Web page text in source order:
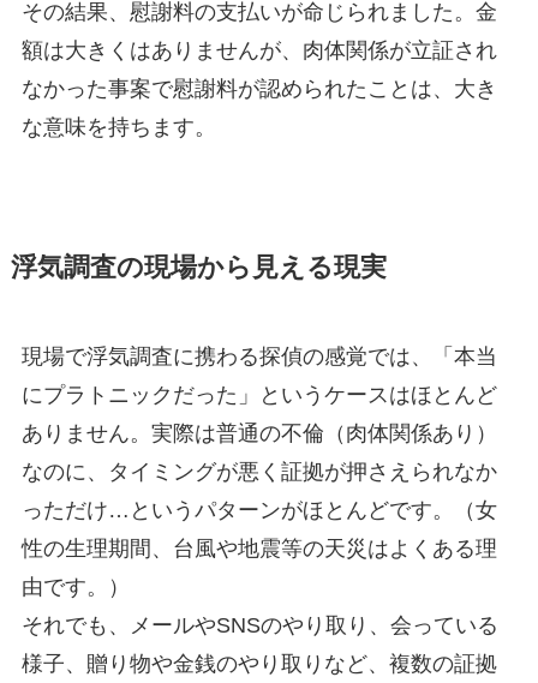
その結果、慰謝料の支払いが命じられました。金
額は大きくはありませんが、肉体関係が立証され
なかった事案で慰謝料が認められたことは、大き
な意味を持ちます。
浮気調査の現場から見える現実
現場で浮気調査に携わる探偵の感覚では、「本当
にプラトニックだった」というケースはほとんど
ありません。実際は普通の不倫（肉体関係あり）
なのに、タイミングが悪く証拠が押さえられなか
っただけ…というパターンがほとんどです。（女
性の生理期間、台風や地震等の天災はよくある理
由です。）
それでも、メールやSNSのやり取り、会っている
様子、贈り物や金銭のやり取りなど、複数の証拠